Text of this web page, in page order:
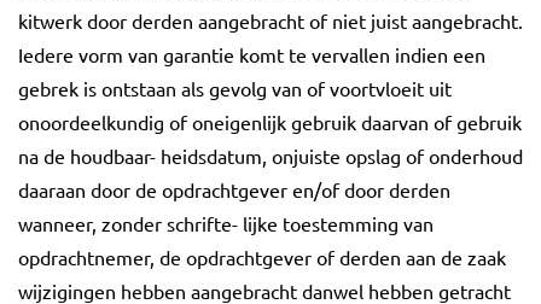
kitwerk door derden aangebracht of niet juist aangebracht.
Iedere vorm van garantie komt te vervallen indien een
gebrek is ontstaan als gevolg van of voortvloeit uit
onoordeelkundig of oneigenlijk gebruik daarvan of gebruik
na de houdbaar- heidsdatum, onjuiste opslag of onderhoud
daaraan door de opdrachtgever en/of door derden
wanneer, zonder schrifte- lijke toestemming van
opdrachtnemer, de opdrachtgever of derden aan de zaak
wijzigingen hebben aangebracht danwel hebben getracht